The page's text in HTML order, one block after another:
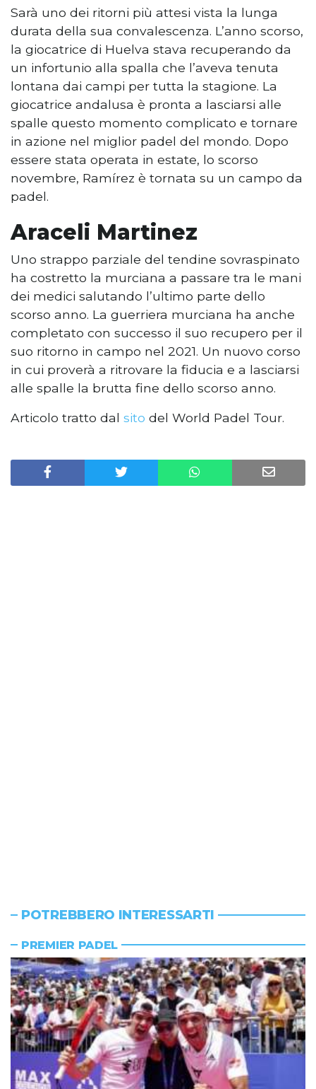
Sarà uno dei ritorni più attesi vista la lunga
durata della sua convalescenza. L’anno scorso,
la giocatrice di Huelva stava recuperando da
un infortunio alla spalla che l’aveva tenuta
lontana dai campi per tutta la stagione. La
giocatrice andalusa è pronta a lasciarsi alle
spalle questo momento complicato e tornare
in azione nel miglior padel del mondo. Dopo
essere stata operata in estate, lo scorso
novembre, Ramírez è tornata su un campo da
padel.
Araceli Martinez
Uno strappo parziale del tendine sovraspinato
ha costretto la murciana a passare tra le mani
dei medici salutando l’ultimo parte dello
scorso anno. La guerriera murciana ha anche
completato con successo il suo recupero per il
suo ritorno in campo nel 2021. Un nuovo corso
in cui proverà a ritrovare la fiducia e a lasciarsi
alle spalle la brutta fine dello scorso anno.
Articolo tratto dal sito del World Padel Tour.
POTREBBERO INTERESSARTI
PREMIER PADEL